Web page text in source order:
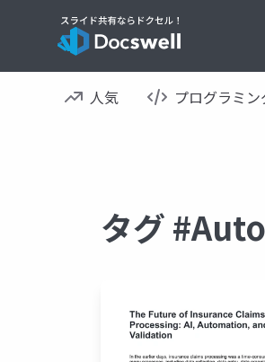
人気 プログラミン
タグ